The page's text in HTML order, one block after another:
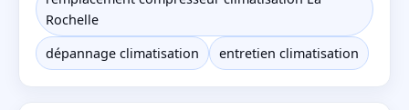
Rochelle
dépannage climatisation
entretien climatisation